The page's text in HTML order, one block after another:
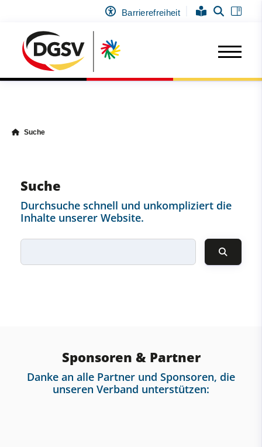
Barrierefreiheit
Suche
Suche
Durchsuche schnell und unkompliziert die
Inhalte unserer Website.
Ich suche nach ...
Sponsoren & Partner
Danke an alle Partner und Sponsoren, die
unseren Verband unterstützen: